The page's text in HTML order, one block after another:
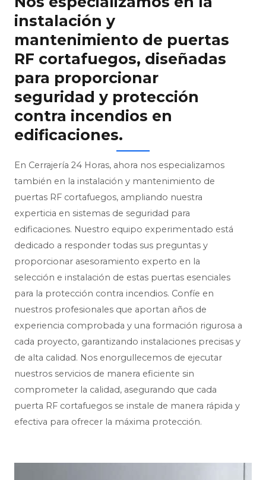
instalación y
mantenimiento de puertas
RF cortafuegos, diseñadas
para proporcionar
seguridad y protección
contra incendios en
edificaciones.
En Cerrajería 24 Horas, ahora nos especializamos
también en la instalación y mantenimiento de
puertas RF cortafuegos, ampliando nuestra
experticia en sistemas de seguridad para
edificaciones. Nuestro equipo experimentado está
dedicado a responder todas sus preguntas y
proporcionar asesoramiento experto en la
selección e instalación de estas puertas esenciales
para la protección contra incendios. Confíe en
nuestros profesionales que aportan años de
experiencia comprobada y una formación rigurosa a
cada proyecto, garantizando instalaciones precisas y
de alta calidad. Nos enorgullecemos de ejecutar
nuestros servicios de manera eficiente sin
comprometer la calidad, asegurando que cada
puerta RF cortafuegos se instale de manera rápida y
efectiva para ofrecer la máxima protección.